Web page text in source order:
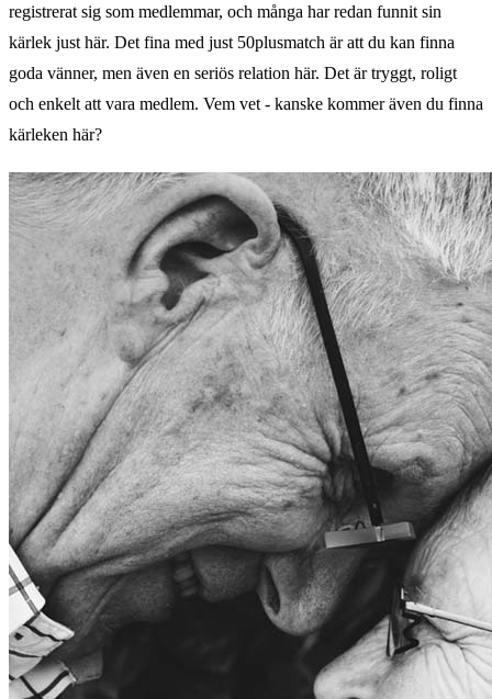
registrerat sig som medlemmar, och många har redan funnit sin
kärlek just här. Det fina med just 50plusmatch är att du kan finna
goda vänner, men även en seriös relation här. Det är tryggt, roligt
och enkelt att vara medlem. Vem vet - kanske kommer även du finna
kärleken här?